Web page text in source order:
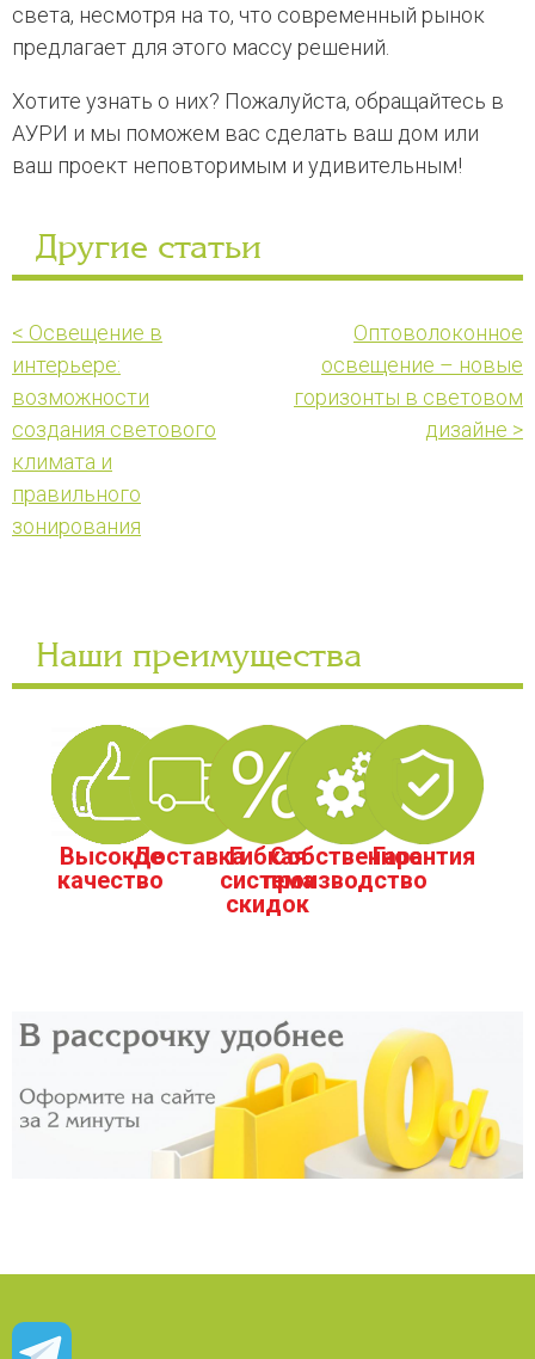
света, несмотря на то, что современный рынок
предлагает для этого массу решений.
Хотите узнать о них? Пожалуйста, обращайтесь в
АУРИ и мы поможем вас сделать ваш дом или
ваш проект неповторимым и удивительным!
Другие статьи
< Освещение в
интерьере:
возможности
создания светового
климата и
правильного
зонирования
Оптоволоконное
освещение – новые
горизонты в световом
дизайне >
Наши преимущества
Высокое
качество
ДоставкаГибкая
система
скидок
Собственное
производство
Гарантия